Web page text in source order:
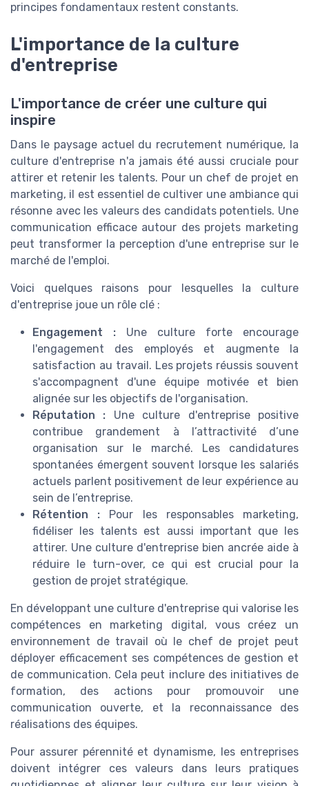
principes fondamentaux restent constants.
L'importance de la culture
d'entreprise
L'importance de créer une culture qui
inspire
Dans le paysage actuel du recrutement numérique, la
culture d'entreprise n'a jamais été aussi cruciale pour
attirer et retenir les talents. Pour un chef de projet en
marketing, il est essentiel de cultiver une ambiance qui
résonne avec les valeurs des candidats potentiels. Une
communication efficace autour des projets marketing
peut transformer la perception d'une entreprise sur le
marché de l'emploi.
Voici quelques raisons pour lesquelles la culture
d'entreprise joue un rôle clé :
Engagement : Une culture forte encourage
l'engagement des employés et augmente la
satisfaction au travail. Les projets réussis souvent
s'accompagnent d'une équipe motivée et bien
alignée sur les objectifs de l'organisation.
Réputation : Une culture d'entreprise positive
contribue grandement à l’attractivité d’une
organisation sur le marché. Les candidatures
spontanées émergent souvent lorsque les salariés
actuels parlent positivement de leur expérience au
sein de l’entreprise.
Rétention : Pour les responsables marketing,
fidéliser les talents est aussi important que les
attirer. Une culture d'entreprise bien ancrée aide à
réduire le turn-over, ce qui est crucial pour la
gestion de projet stratégique.
En développant une culture d'entreprise qui valorise les
compétences en marketing digital, vous créez un
environnement de travail où le chef de projet peut
déployer efficacement ses compétences de gestion et
de communication. Cela peut inclure des initiatives de
formation, des actions pour promouvoir une
communication ouverte, et la reconnaissance des
réalisations des équipes.
Pour assurer pérennité et dynamisme, les entreprises
doivent intégrer ces valeurs dans leurs pratiques